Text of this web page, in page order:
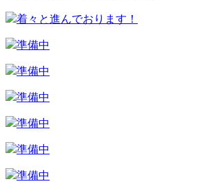
着々と進んでおります！
準備中
準備中
準備中
準備中
準備中
準備中